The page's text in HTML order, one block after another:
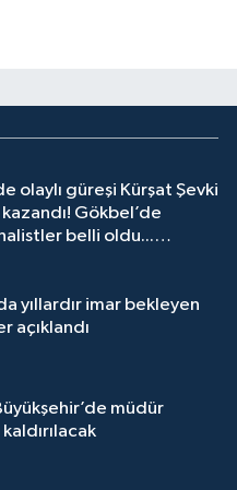
olaylı güreşi Kürşat Şevki
Gökbel’de
belli oldu...
yıllardır imar bekleyen
açıklandı
müdür